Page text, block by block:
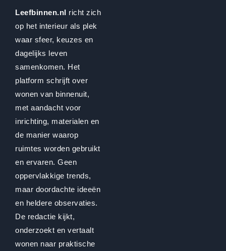
Leefbinnen.nl richt zich
op het interieur als plek
waar sfeer, keuzes en
dagelijks leven
samenkomen. Het
platform schrijft over
wonen van binnenuit,
met aandacht voor
inrichting, materialen en
de manier waarop
ruimtes worden gebruikt
en ervaren. Geen
oppervlakkige trends,
maar doordachte ideeën
en heldere observaties.
De redactie kijkt,
onderzoekt en vertaalt
wonen naar praktische